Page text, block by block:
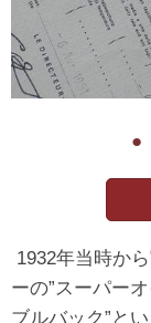
●
1932年当時か
ーの”スーパー
ブルバック”と